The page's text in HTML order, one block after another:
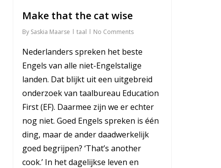
Make that the cat wise
By Saskia Maarse taal No Comments
Nederlanders spreken het beste
Engels van alle niet-Engelstalige
landen. Dat blijkt uit een uitgebreid
onderzoek van taalbureau Education
First (EF). Daarmee zijn we er echter
nog niet. Goed Engels spreken is één
ding, maar de ander daadwerkelijk
goed begrijpen? ‘That’s another
cook.’ In het dagelijkse leven en